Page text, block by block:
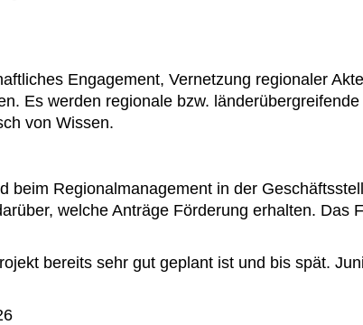
Engagement, Vernetzung regionaler
Es werden regionale bzw.
von Wissen.
beim Regionalmanagement in der
welche Anträge Förderung erhalten. Das
bereits sehr gut geplant ist und bis spät.